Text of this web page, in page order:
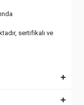
sertifikalı ve